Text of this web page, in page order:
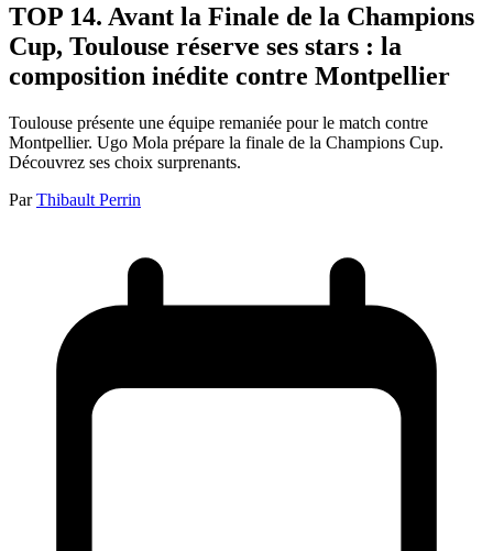
TOP 14. Avant la Finale de la Champions
Cup, Toulouse réserve ses stars : la
composition inédite contre Montpellier
Toulouse présente une équipe remaniée pour le match contre
Montpellier. Ugo Mola prépare la finale de la Champions Cup.
Découvrez ses choix surprenants.
Par Thibault Perrin